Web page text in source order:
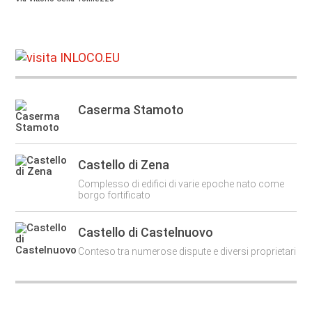
Caserma Stamoto
Castello di Zena
Complesso di edifici di varie epoche nato come
borgo fortificato
Castello di Castelnuovo
Conteso tra numerose dispute e diversi proprietari